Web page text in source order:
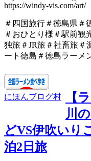
https://windy-vis.com/art/
＃四国旅行＃徳島県＃
＃おひとり様＃駅前観
独旅＃JR旅＃社畜旅＃
ート徳島＃徳島ラーメ
にほんブログ村
【
川
どVS伊吹いり
泊2日旅